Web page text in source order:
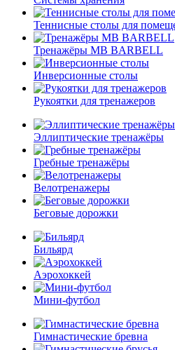
Теннисные столы для
Тренажёры MB BARBELL
Инверсионные столы
Рукоятки для тренажеров
Эллиптические тренажёры
Гребные тренажёры
Велотренажеры
Беговые дорожки
Бильярд
Аэрохоккей
Мини-футбол
Гимнастические бревна